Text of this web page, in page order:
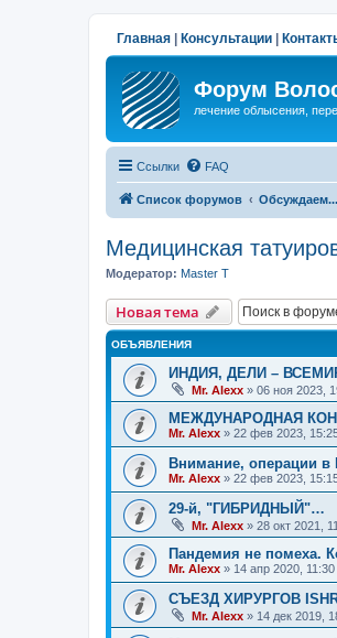
Главная Консультации
Форум
лечение облысения,
Ссылки FAQ
Список форумов Обсуждаем...
Медицинская
Модератор: Master T
Новая тема
ОБЪЯВЛЕНИЯ
ИНДИЯ, ДЕЛИ –
Mr. Alexx » 06 ноя 2023,
МЕЖДУНАРОДНАЯ
Mr. Alexx » 22 фев 2023,
Внимание, операции
Mr. Alexx » 22 фев 2023,
29-й, "ГИБРИДНЫЙ"…
Mr. Alexx » 28 окт 2021,
Пандемия не помеха.
Mr. Alexx » 14 апр 2020, 11:30
СЪЕЗД ХИРУРГОВ
Mr. Alexx » 14 дек 2019,